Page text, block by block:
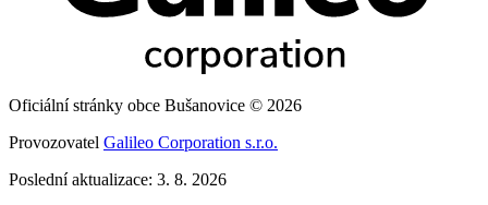
Oficiální stránky obce Bušanovice © 2026
Provozovatel Galileo Corporation s.r.o.
Poslední aktualizace: 3. 8. 2026